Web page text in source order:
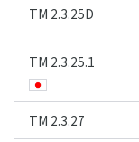
TM 2.3.25D
TM 2.3.25.1
TM 2.3.27